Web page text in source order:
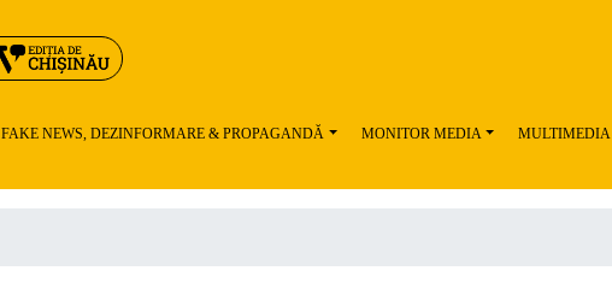
FAKE NEWS, DEZINFORMARE & PROPAGANDĂ MONITOR MEDIA MULTIMEDIA